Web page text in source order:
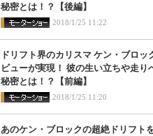
秘密とは！？【後編】
2018/1/25 11:22
ドリフト界のカリスマ ケン・ブロッ
ビューが実現！ 彼の生い立ちや走り
秘密とは！？【前編】
2018/1/25 11:20
あのケン・ブロックの超絶ドリフト